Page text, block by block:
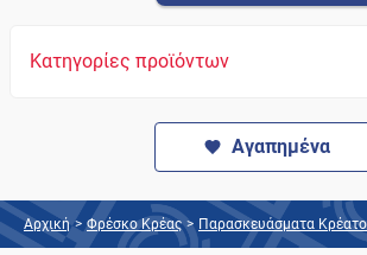
Κατηγορίες προϊόντων
Αγαπημένα
Αρχική > Φρέσκο Κρέας > Παρασκευάσματα